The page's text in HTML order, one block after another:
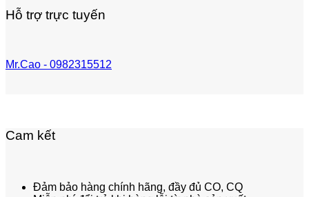
Hỗ trợ trực tuyến
Mr.Cao - 0982315512
Cam kết
Đảm bảo hàng chính hãng, đầy đủ CO, CQ